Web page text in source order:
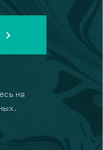
на
.